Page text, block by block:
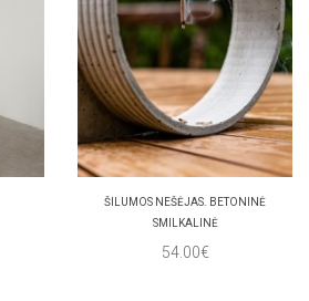
ŠILUMOS NEŠĖJAS. BETONINĖ
SMILKALINĖ
54.00€